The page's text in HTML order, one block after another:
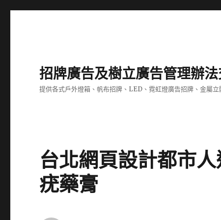
招牌廣告及樹立廣告管理辦
提供各式戶外燈箱、帆布招牌、LED、霓虹燈廣告招牌、金屬
台北網頁設計都市
疣藥膏